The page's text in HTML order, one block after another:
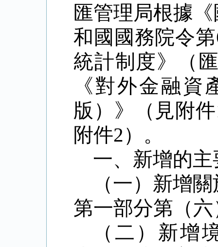
匯管理局根據
和國國務院令第
統計制度》（
《對外金融
版）》（見附件
附件2）。
一、新增的
（一）新增
第一部分第（
（二）新增